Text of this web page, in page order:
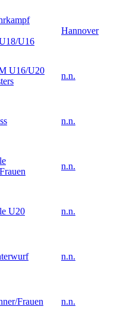
U16
Hannover
U16/U20
n.n.
n.n.
n.n.
U20 n.n.
n.n.
Frauen n.n.